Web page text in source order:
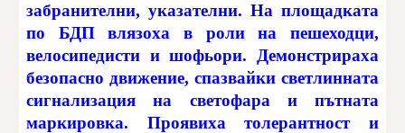
забранителни, указателни. На площадката
по БДП влязоха в роли на пешеходци,
велосипедисти и шофьори. Демонстрираха
безопасно движение, спазвайки светлинната
сигнализация на светофара и пътната
маркировка. Проявиха толерантност и